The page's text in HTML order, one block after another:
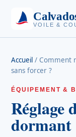
VOILE &
Accueil / Comment
sans forcer ?
ÉQUIPEMENT &
Réglage
dormant